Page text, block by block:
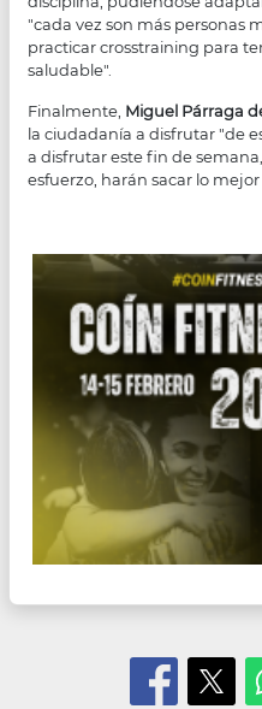
"cada vez son más personas
practicar crosstraining para
saludable".
Finalmente, Miguel Párraga
la ciudadanía a disfrutar "de
a disfrutar este fin de
esfuerzo, harán sacar lo